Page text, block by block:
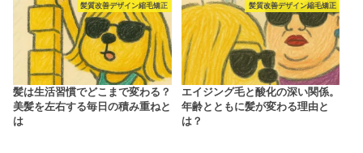
髪質改善デザイン縮毛矯正
髪は生活習慣でどこまで変わる？
美髪を左右する毎日の積み重ねと
は
髪質改善デザイン縮毛矯正
エイジング毛と酸化の深い関係。
年齢とともに髪が変わる理由と
は？